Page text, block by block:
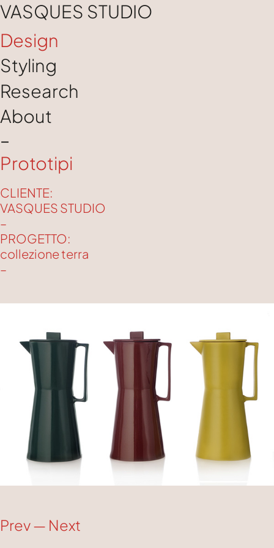
VASQUES STUDIO
Design
Styling
Research
About
–
Prototipi
CLIENTE:
VASQUES STUDIO
–
PROGETTO:
collezione terra
–
Prev— Next